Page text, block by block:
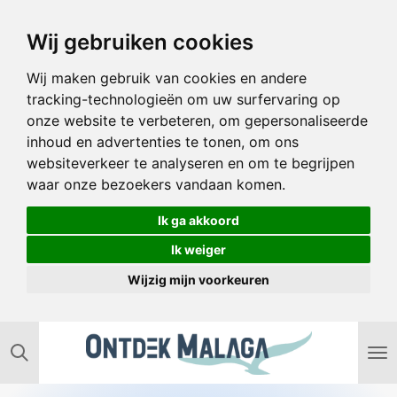
Wij gebruiken cookies
Wij maken gebruik van cookies en andere
tracking-technologieën om uw surfervaring op
onze website te verbeteren, om gepersonaliseerde
inhoud en advertenties te tonen, om ons
websiteverkeer te analyseren en om te begrijpen
waar onze bezoekers vandaan komen.
Ik ga akkoord
Ik weiger
Wijzig mijn voorkeuren
direct
hoofdinhoud